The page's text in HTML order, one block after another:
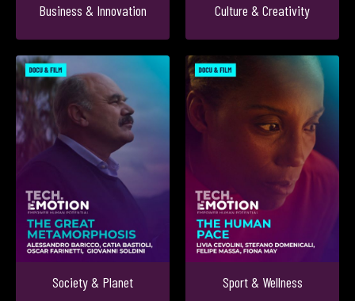
Business & Innovation Culture & Creativity
Society & Planet Sport & Wellness